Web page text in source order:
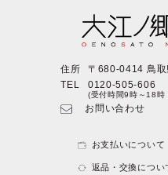
住所
〒680-0414 鳥取
TEL
0120-505-606
(受付時間9時～18時
お問い合わせ
お支払いについて
返品・交換につい